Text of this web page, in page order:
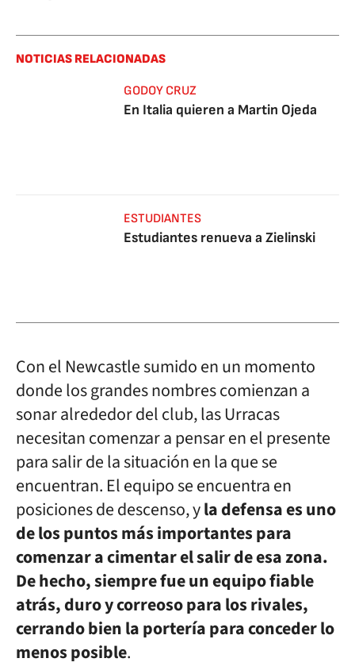
NOTICIAS RELACIONADAS
GODOY CRUZ
En Italia quieren a Martin Ojeda
ESTUDIANTES
Estudiantes renueva a Zielinski
Con el Newcastle sumido en un momento
donde los grandes nombres comienzan a
sonar alrededor del club, las Urracas
necesitan comenzar a pensar en el presente
para salir de la situación en la que se
encuentran. El equipo se encuentra en
posiciones de descenso, yla defensa es uno
de los puntos más importantes para
comenzar a cimentar el salir de esa zona.
De hecho, siempre fue un equipo fiable
atrás, duro y correoso para los rivales,
cerrando bien la portería para conceder lo
menos posible.